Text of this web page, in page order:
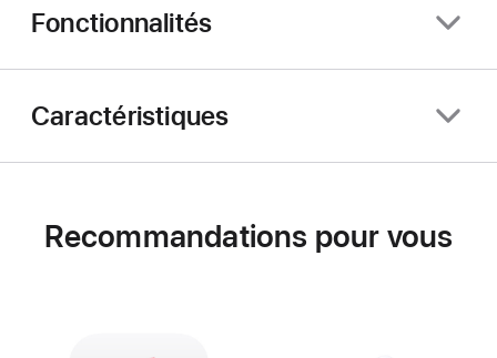
Fonctionnalités
Caractéristiques
Recommandations pour vous